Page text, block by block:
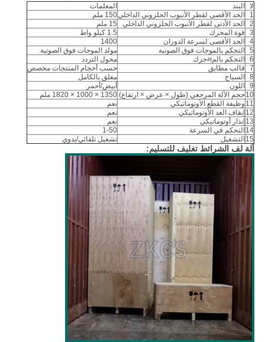
لا البند
المعلمات
1
الحد الأقصى لقطر الأنبوب الحلزوني الداخلي150 ملم
2
الحد الأدنى لقطر الأنبوب الحلزوني الداخلي
15 ملم
3
قوة المحرك
1.5 كيلو واط
4
الحد الأقصى لسرعة الدوران
1400
5
التحكم بالموجات فوق الصوتية
مولد الموجات فوق الصوتية
6
التحكم بالمમحرك
محول التردد
7
قالب مطابق
حسب أحجام المنتجات مخصص
8
السياج
مغلق بالكامل
9
اللون
أبيض/أحمر
10حجم الآلة المرجعي (طول × عرض × ارتفاع) 1350 × 1000 × 1820 ملم
11 وظيفة القطع الأوتوماتيكي
نعم
12 إيقاف العد الأوتوماتيكي
نعم
13 إنذار أوتوماتيكي
نعم
14 التحكم في السرعة
1-50
15 التشغيل تشغيل تلقائي/يدوي
آلة لف الشرائط تغليف للتسليم: